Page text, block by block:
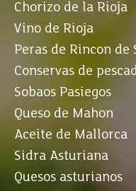
Chorizo de la Rioja
Vino de Rioja
Peras de Rincon de
Conservas de
Sobaos Pasiegos
Queso de Mahon
Aceite de Mallorca
Sidra Asturiana
Quesos asturianos